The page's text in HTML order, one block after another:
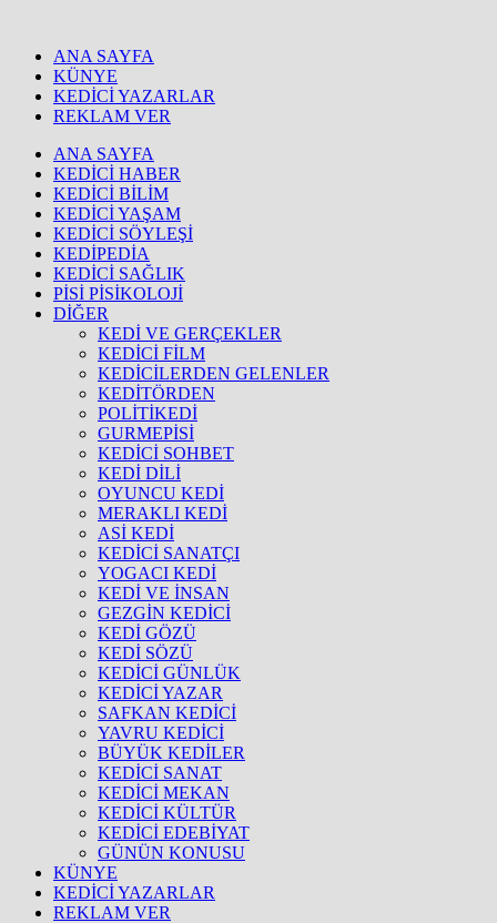
ANA SAYFA
KÜNYE
KEDİCİ YAZARLAR
REKLAM VER
ANA SAYFA
KEDİCİ HABER
KEDİCİ BİLİM
KEDİCİ YAŞAM
KEDİCİ SÖYLEŞİ
KEDİPEDİA
KEDİCİ SAĞLIK
PİSİ PİSİKOLOJİ
DİĞER
KEDİ VE GERÇEKLER
KEDİCİ FİLM
KEDİCİLERDEN GELENLER
KEDİTÖRDEN
POLİTİKEDİ
GURMEPİSİ
KEDİCİ SOHBET
KEDİ DİLİ
OYUNCU KEDİ
MERAKLI KEDİ
ASİ KEDİ
KEDİCİ SANATÇI
YOGACI KEDİ
KEDİ VE İNSAN
GEZGİN KEDİCİ
KEDİ GÖZÜ
KEDİ SÖZÜ
KEDİCİ GÜNLÜK
KEDİCİ YAZAR
SAFKAN KEDİCİ
YAVRU KEDİCİ
BÜYÜK KEDİLER
KEDİCİ SANAT
KEDİCİ MEKAN
KEDİCİ KÜLTÜR
KEDİCİ EDEBİYAT
GÜNÜN KONUSU
KÜNYE
KEDİCİ YAZARLAR
REKLAM VER